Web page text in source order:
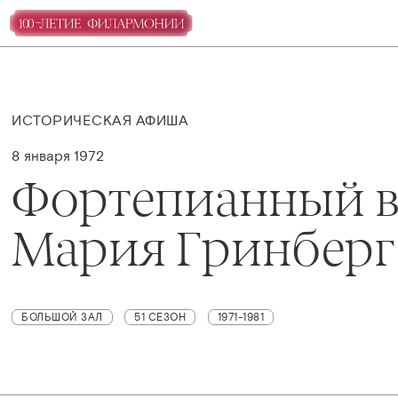
ИСТОРИЧЕСКАЯ АФИША
8 января 1972
Фортепианный
Мария Гринберг
БОЛЬШОЙ ЗАЛ 51 СЕЗОН 1971-1981